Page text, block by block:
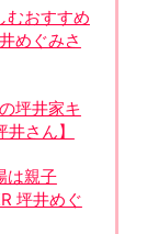
むおすすめ
めぐみさ
坪井家キ
さん】
は親子
坪井めぐ